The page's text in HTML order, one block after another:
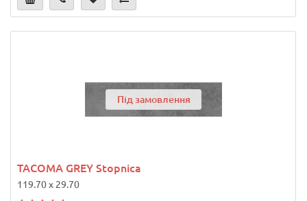
Під замовлення
TACOMA GREY Stopnica
119.70 x 29.70